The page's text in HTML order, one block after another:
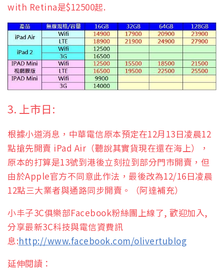
with Retina是$12500起.
3. 上市日:
根據小道消息，中華電信原本預定在12月13日凌晨12
點搶先開賣 iPad Air（聽說其實貨現在還在海上），
原本的打算是13號到港後立刻拉到部分門市開賣，但
由於Apple官方不同意此作法，最後改為12/16日凌晨
12點三大業者與通路同步開賣。（阿達補充）
小丰子3C俱樂部Facebook粉絲團上線了, 歡迎加入,
分享最新3C科技與電信資費訊
息:http://www.facebook.com/olivertublog
延伸閱讀：